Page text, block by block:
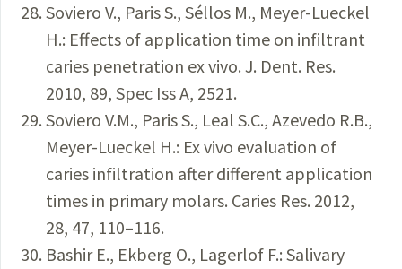
Soviero V., Paris S., Séllos M., Meyer-Lueckel
H.: Effects of application time on infiltrant
caries penetration ex vivo. J. Dent. Res.
2010, 89, Spec Iss A, 2521.
Soviero V.M., Paris S., Leal S.C., Azevedo R.B.,
Meyer-Lueckel H.: Ex vivo evaluation of
caries infiltration after different application
times in primary molars. Caries Res. 2012,
28, 47, 110–116.
Bashir E., Ekberg O., Lagerlof F.: Salivary